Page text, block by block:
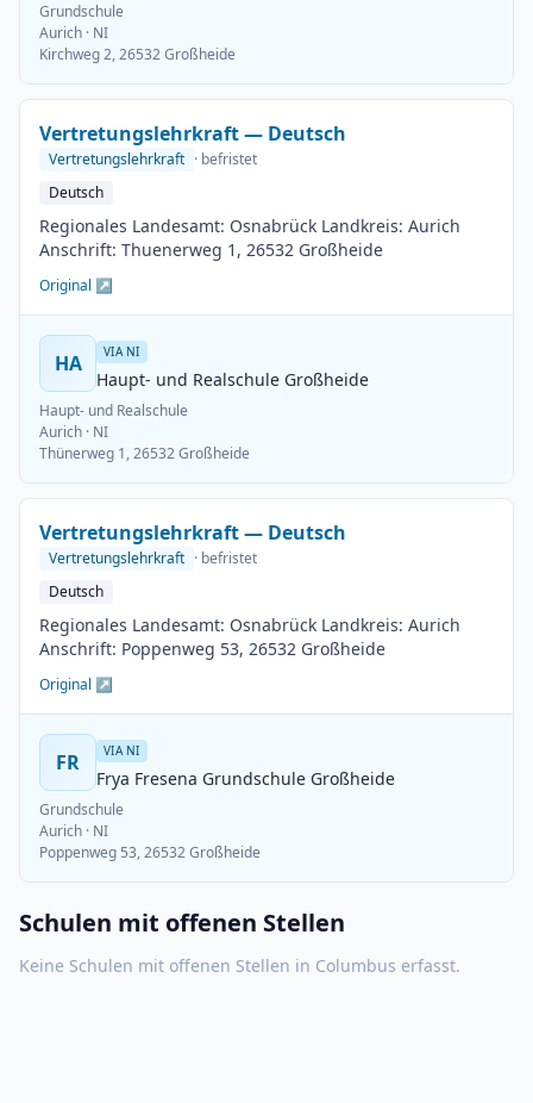
Grundschule
Aurich · NI
Kirchweg 2, 26532 Großheide
Vertretungslehrkraft — Deutsch
Vertretungslehrkraft · befristet
Deutsch
Regionales Landesamt: Osnabrück Landkreis: Aurich
Anschrift: Thuenerweg 1, 26532 Großheide
Original ↗
HA VIA NI
Haupt- und Realschule Großheide
Haupt- und Realschule
Aurich · NI
Thünerweg 1, 26532 Großheide
Vertretungslehrkraft — Deutsch
Vertretungslehrkraft · befristet
Deutsch
Regionales Landesamt: Osnabrück Landkreis: Aurich
Anschrift: Poppenweg 53, 26532 Großheide
Original ↗
FR VIA NI
Frya Fresena Grundschule Großheide
Grundschule
Aurich · NI
Poppenweg 53, 26532 Großheide
Schulen mit offenen Stellen
Keine Schulen mit offenen Stellen in Columbus erfasst.